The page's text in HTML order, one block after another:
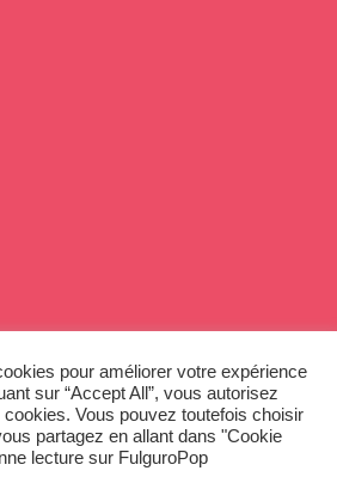
pour améliorer votre expérience
sur “Accept All”, vous autorisez
cookies. Vous pouvez toutefois choisir
partagez en allant dans "Cookie
lecture sur FulguroPop